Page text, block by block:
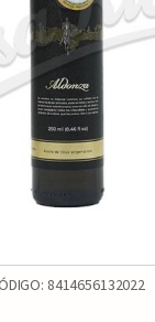
8414656132022